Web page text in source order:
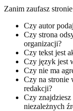
Zanim zaufasz
Czy autor
Czy strona
organizacji?
Czy tekst jest
Czy język jest
Czy nie ma
Czy na stronie
redakcji?
Czy
niezależnych